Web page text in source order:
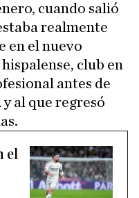
cuando salió
realmente
en el nuevo
club en
antes de
y al que regresó
el